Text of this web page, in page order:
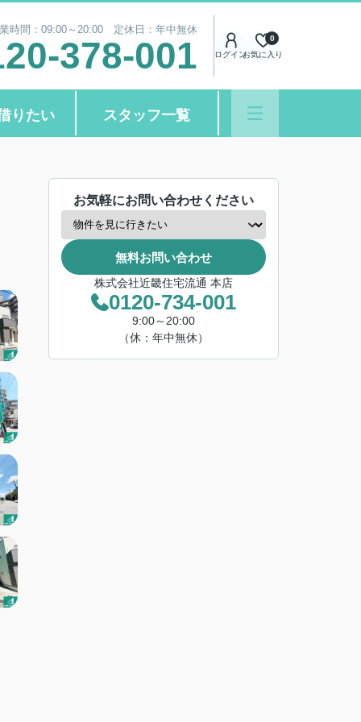
時間：09:00～20:00 定休日：年中無休
378-001 ログインお気に入り
0
りたい スタッフ一覧
お気軽にお問い合わせください
無料お問い合わせ
株式会社近畿住宅流通 本店
0120-734-001
9:00～20:00
（休：年中無休）